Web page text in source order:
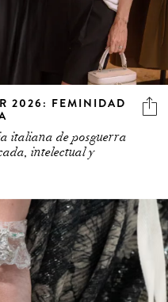
2026: FEMINIDAD
italiana de posguerra
intelectual y